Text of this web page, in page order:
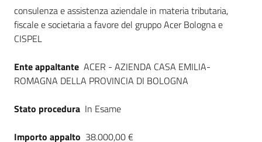
telematiche
English
Dati del bando
consulenza e assistenza aziendale in materia tributaria,
fiscale e societaria a favore del gruppo Acer Bologna e
CISPEL
Ente appaltante ACER - AZIENDA CASA EMILIA-
ROMAGNA DELLA PROVINCIA DI BOLOGNA
Stato procedura In Esame
Importo appalto 38.000,00 €